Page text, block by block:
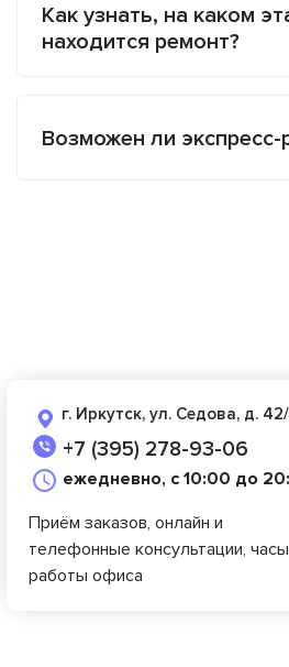
Как узнать, на каком
находится ремонт?
Возможен ли экспресс-
г. Иркутск, ул. Седова, д.
+7 (395) 278-93-06
ежедневно, с 10:00 до
Приём заказов, онлайн и
телефонные консультации, часы
работы офиса